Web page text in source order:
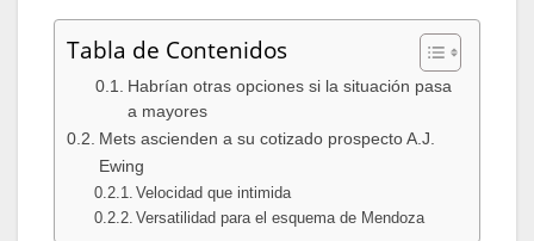
Tabla de Contenidos
Habrían otras opciones si la situación pasa
a mayores
Mets ascienden a su cotizado prospecto A.J.
Ewing
Velocidad que intimida
Versatilidad para el esquema de Mendoza